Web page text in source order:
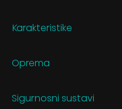
Karakteristike
Oprema
Sigurnosni sustavi